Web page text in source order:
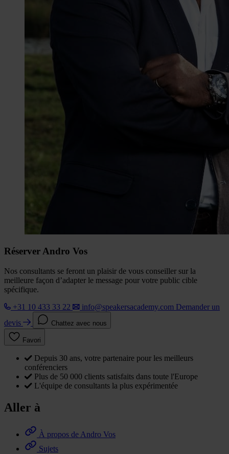
Réserver Andro Vos
Nos consultants se feront un plaisir de vous conseiller sur la
meilleure façon d’adapter le message pour votre public cible
spécifique.
+31 10 433 33 22
info@speakersacademy.com Demander un
devis
Chattez avec nous
Favori
Depuis 30 ans, votre partenaire pour les meilleurs
conférenciers
Plus de 50 000 clients satisfaits dans toute l'Europe
L'équipe de consultants la plus expérimentée
Aller à
À propos de Andro Vos
Sujets